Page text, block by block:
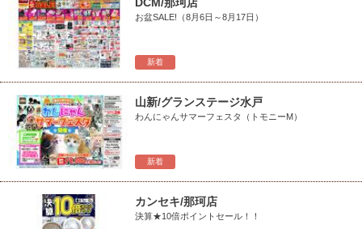
新着
お盆SALE!（8月6日～8月17日）
新着
山新/グランステージ水戸
わんにゃんサマーフェスタ（トモニーM）
カンセキ/那珂店
決算★10倍ポイントセール！！